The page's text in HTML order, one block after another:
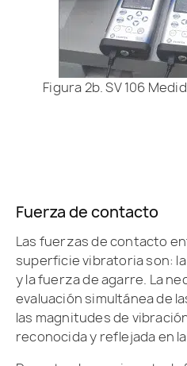
Figura 2b. SV 106
Fuerza de contacto
Las fuerzas de contacto
superficie vibratoria son:
y la fuerza de agarre. La
evaluación simultánea de
las magnitudes de
reconocida y reflejada en la